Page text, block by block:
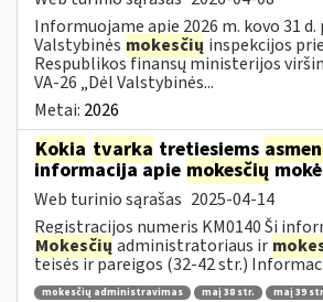
Informuojame apie 2026 m. kovo 31
Valstybinės mokesčių inspekcijos
Respublikos finansų ministerijos
VA-26 „Dėl Valstybinės...
Metai: 2026
Kokia tvarka tretiesiems
informacija apie mokesčių
Web turinio sąrašas 2025-04-14
Registracijos numeris KM0140 Ši
Mokesčių administratoriaus ir
teisės ir pareigos (32-42 str.)
mokesčių administravimas maį 38 str. maį 39